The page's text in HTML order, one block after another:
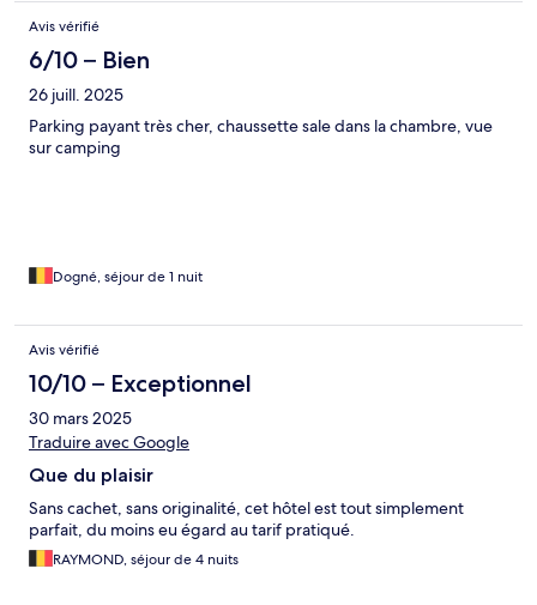
Avis vérifié
6/10 – Bien
26 juill. 2025
Parking payant très cher, chaussette sale dans la chambre, vue
sur camping
Dogné, séjour de 1 nuit
Avis vérifié
10/10 – Exceptionnel
30 mars 2025
Traduire avec Google
Que du plaisir
Sans cachet, sans originalité, cet hôtel est tout simplement
parfait, du moins eu égard au tarif pratiqué.
RAYMOND, séjour de 4 nuits